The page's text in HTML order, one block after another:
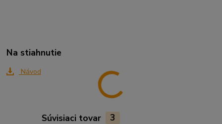
Na stiahnutie
Návod
Súvisiaci tovar 3